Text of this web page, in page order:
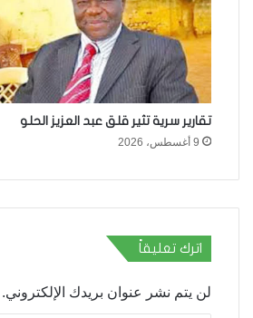
تقارير سرية تثير قلق عبد العزيز الحلو
9 أغسطس، 2026
اترك تعليقاً
لن يتم نشر عنوان بريدك الإلكتروني.